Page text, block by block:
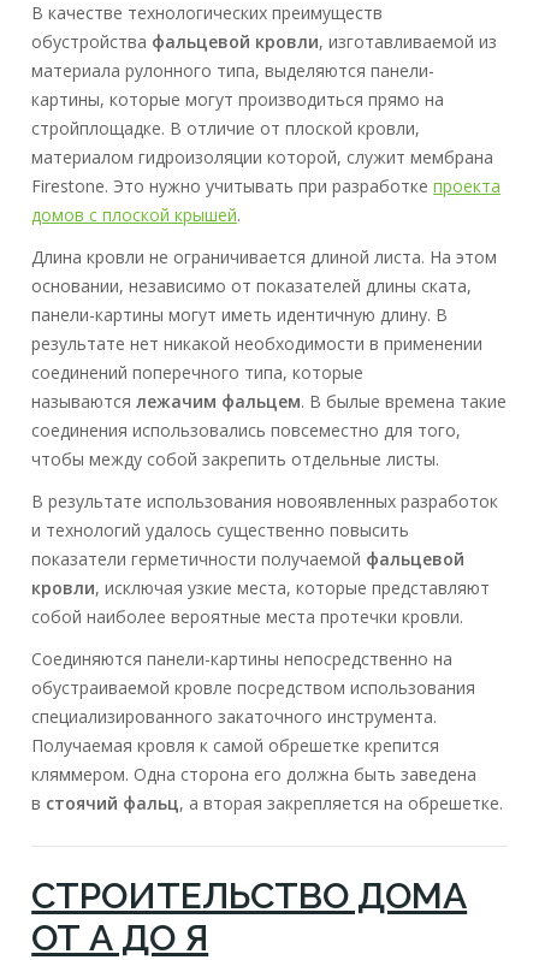
В качестве технологических преимуществ
обустройства фальцевой кровли, изготавливаемой из
материала рулонного типа, выделяются панели-
картины, которые могут производиться прямо на
стройплощадке. В отличие от плоской кровли,
материалом гидроизоляции которой, служит мембрана
Firestone. Это нужно учитывать при разработкепроекта
домов с плоской крышей.
Длина кровли не ограничивается длиной листа. На этом
основании, независимо от показателей длины ската,
панели-картины могут иметь идентичную длину. В
результате нет никакой необходимости в применении
соединений поперечного типа, которые
называютсялежачим фальцем. В былые времена такие
соединения использовались повсеместно для того,
чтобы между собой закрепить отдельные листы.
В результате использования новоявленных разработок
и технологий удалось существенно повысить
показатели герметичности получаемой фальцевой
кровли, исключая узкие места, которые представляют
собой наиболее вероятные места протечки кровли.
Соединяются панели-картины непосредственно на
обустраиваемой кровле посредством использования
специализированного закаточного инструмента.
Получаемая кровля к самой обрешетке крепится
кляммером. Одна сторона его должна быть заведена
в стоячий фальц, а вторая закрепляется на обрешетке.
СТРОИТЕЛЬСТВО ДОМА
ОТ А ДО Я